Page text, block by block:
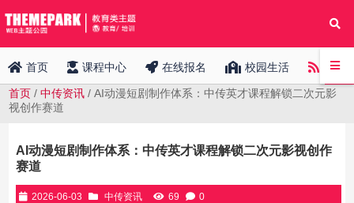
首页 课程中心 在线报名 校园生活 中传
首页 /中传资讯 / AI动漫短剧制作体系：中传英才课程解锁二次元影
视创作赛道
AI动漫短剧制作体系：中传英才课程解锁二次元影视创作
赛道
2026-06-03 中传资讯 69 0